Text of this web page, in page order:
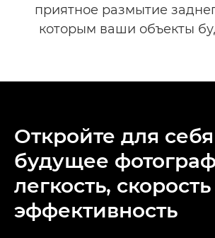
приятное размытие
которым ваши объекты
Откройте для себя
будущее
легкость,
эффективность